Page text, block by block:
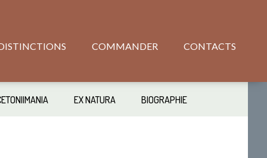
COMMANDER CONTACTS
EX NATURA BIOGRAPHIE